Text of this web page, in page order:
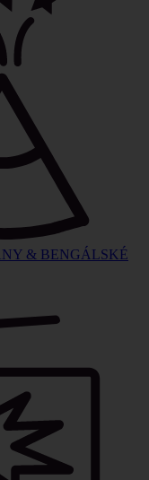
& BENGÁLSKÉ